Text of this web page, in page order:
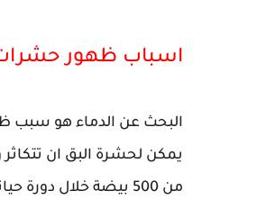
اسباب ظهور
البحث عن الدماء هو سبب
يمكن لحشرة البق ان
من 500 بيضة خلال